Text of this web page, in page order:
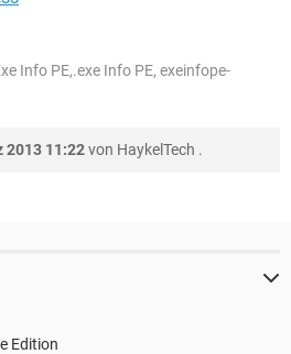
Info PE,.exe Info PE, exeinfope-
2013 11:22von HaykelTech .
Edition